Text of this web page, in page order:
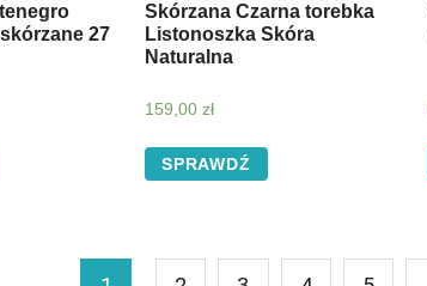
27
Skórzana Czarna torebka
Listonoszka Skóra
Naturalna
159,00 zł
SPRAWDŹ